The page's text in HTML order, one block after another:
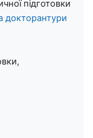
підготовки
докторантури